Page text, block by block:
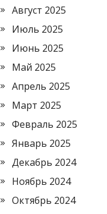
Август 2025
Июль 2025
Июнь 2025
Май 2025
Апрель 2025
Март 2025
Февраль 2025
Январь 2025
Декабрь 2024
Ноябрь 2024
Октябрь 2024